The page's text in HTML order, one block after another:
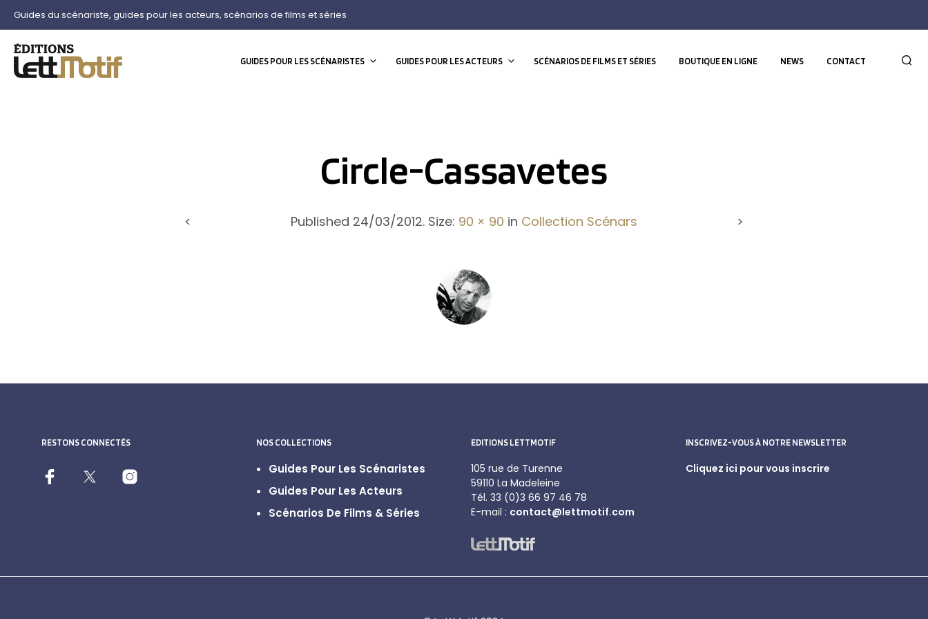
Guides du scénariste, guides pour les acteurs, scénarios de films et séries
GUIDES POUR LES SCÉNARISTES GUIDES POUR LES ACTEURS SCÉNARIOS DE FILMS ET SÉRIES BOUTIQUE EN LIGNE NEWS CONTACT
Circle-Cassavetes
Published 24/03/2012. Size: 90 × 90 in Collection Scénars
< >
RESTONS CONNECTÉS NOS COLLECTIONS
Guides Pour Les Scénaristes
Guides Pour Les Acteurs
Scénarios De Films & Séries
EDITIONS LETTMOTIF
105 rue de Turenne
59110 La Madeleine
Tél. 33 (0)3 66 97 46 78
E-mail : contact@lettmotif.com
INSCRIVEZ-VOUS À NOTRE NEWSLETTER
Cliquez ici pour vous inscrire